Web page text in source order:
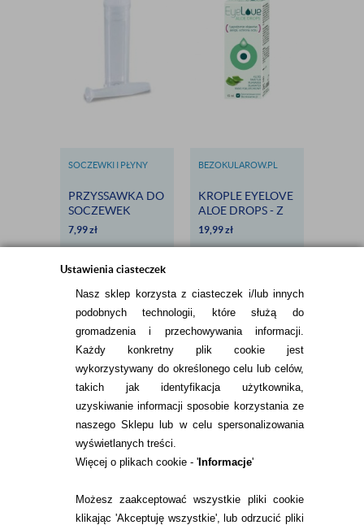
Ustawienia ciasteczek
Nasz sklep korzysta z ciasteczek i/lub innych
podobnych technologii, które służą do
gromadzenia i przechowywania informacji.
Każdy konkretny plik cookie jest
wykorzystywany do określonego celu lub celów,
takich jak identyfikacja użytkownika,
uzyskiwanie informacji sposobie korzystania ze
naszego Sklepu lub w celu spersonalizowania
wyświetlanych treści.
Więcej o plikach cookie - 'Informacje'
Możesz zaakceptować wszystkie pliki cookie
klikając 'Akceptuję wszystkie', lub odrzucić pliki
SOCZEWKI I PŁYNY
PRZYSSAWKA DO
SOCZEWEK
TWARDYCH
7,99zł
BEZOKULAROW.PL
KROPLE EYELOVE
ALOE DROPS - Z
ALOESEM I
19,99zł
INFORMACJE KONTAKTOWE
KONTAKT
TEL.
22 113 44 43